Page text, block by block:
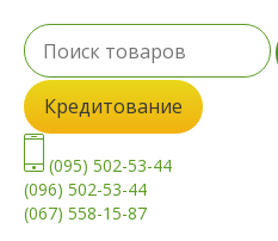
Кредитование
(095) 502-53-44
(096) 502-53-44
(067) 558-15-87